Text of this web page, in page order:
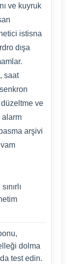
ve kuyruk
istisna
dışa
saat
ve
alarm
arşivi
dolma
test edin.